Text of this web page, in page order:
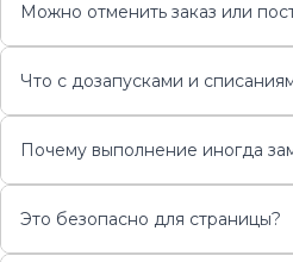
Можно отменить заказ или
Что с дозапусками и
Почему выполнение иногда
Это безопасно для страницы?